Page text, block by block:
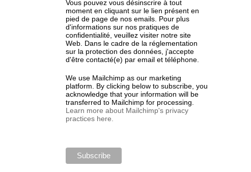
Vous pouvez vous désinscrire à tout
moment en cliquant sur le lien présent en
pied de page de nos emails. Pour plus
d'informations sur nos pratiques de
confidentialité, veuillez visiter notre site
Web. Dans le cadre de la réglementation
sur la protection des données, j'accepte
d'être contacté(e) par email et téléphone.
We use Mailchimp as our marketing
platform. By clicking below to subscribe, you
acknowledge that your information will be
transferred to Mailchimp for processing.
Learn more about Mailchimp's privacy
practices here.